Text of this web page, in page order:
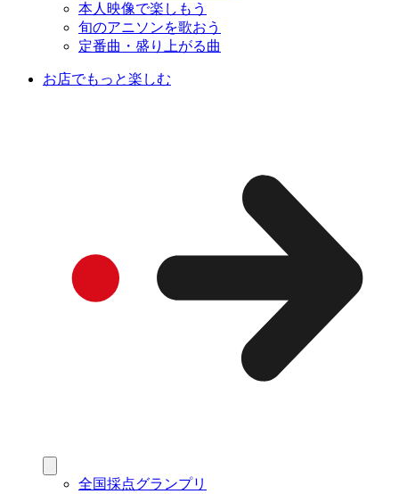
本人映像で楽しもう
旬のアニソンを歌おう
定番曲・盛り上がる曲
お店でもっと楽しむ
全国採点グランプリ